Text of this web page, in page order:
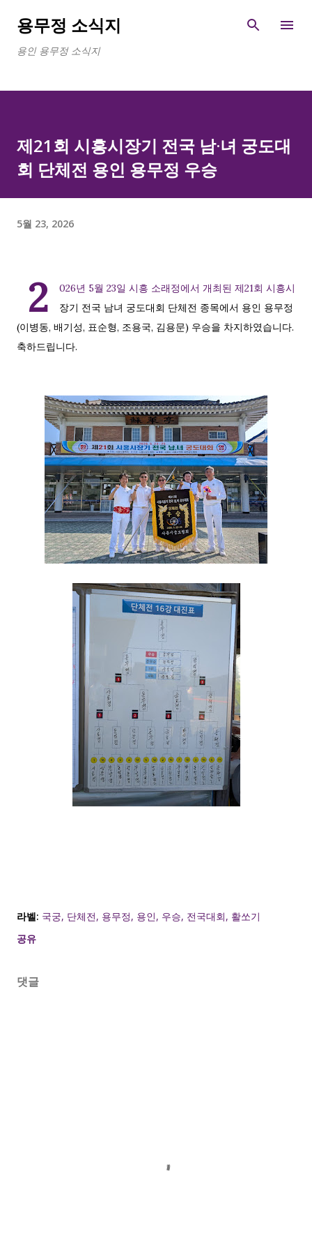
기본 콘텐츠로 건너뛰기
용무정 소식지
용인 용무정 소식지
제21회 시흥시장기 전국 남·녀 궁도대
회 단체전 용인 용무정 우승
5월 23, 2026
2
026년 5월 23일 시흥 소래정에서 개최된 제21회 시흥시
장기 전국 남녀 궁도대회 단체전 종목에서 용인 용무정
(이병동, 배기성, 표순형, 조용국, 김용문) 우승을 차지하였습니다.
축하드립니다.
라벨: 국궁 단체전 용무정 용인 우승 전국대회 활쏘기
공유
댓글